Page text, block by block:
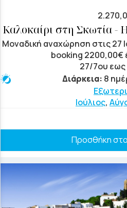
Καλοκαίρι στη Σκωτία -
Μοναδική αναχώρηση στις 27
booking 2200,00€
27/7ου
Διάρκεια: 8
Ιούλιος,
Προσθήκη